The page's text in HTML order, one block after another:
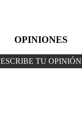
OPINIONES
ESCRIBE TU OPINIÓN